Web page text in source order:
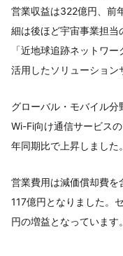
営業収益は322億円、前
細は後ほど宇宙事業担当
「近地球追跡ネットワ
活用したソリューション
グローバル・モバイル
Wi-Fi向け通信サービス
年同期比で上昇しました。
営業費用は減価償却費
117億円となりました。
円の増益となっています。